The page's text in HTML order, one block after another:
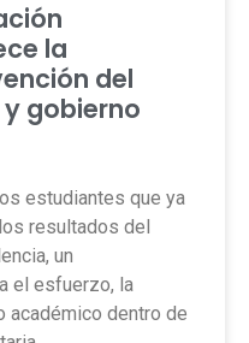
la
del
gobierno
estudiantes que ya
resultados del
un
el esfuerzo, la
académico dentro de